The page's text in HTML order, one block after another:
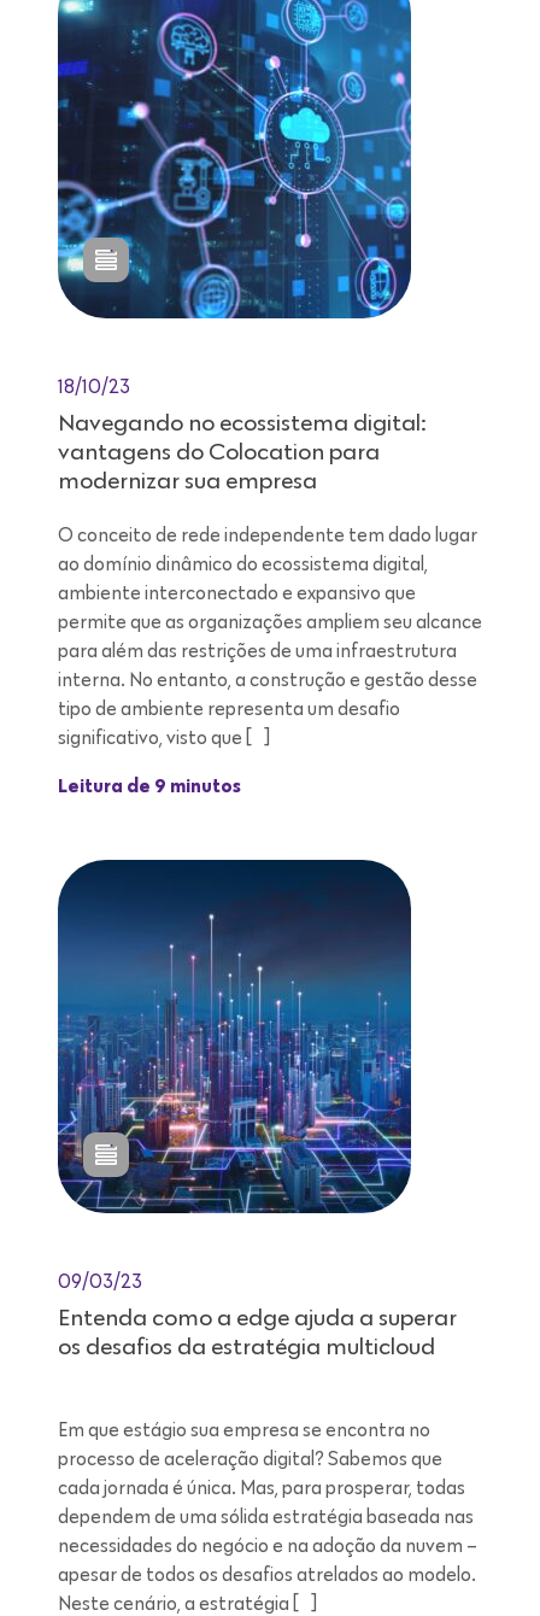
18/10/23
Navegando no ecossistema digital:
vantagens do Colocation para
modernizar sua empresa
O conceito de rede independente tem dado lugar
ao domínio dinâmico do ecossistema digital,
ambiente interconectado e expansivo que
permite que as organizações ampliem seu alcance
para além das restrições de uma infraestrutura
interna. No entanto, a construção e gestão desse
tipo de ambiente representa um desafio
significativo, visto que […]
Leitura de 9 minutos
09/03/23
Entenda como a edge ajuda a superar
os desafios da estratégia multicloud
Em que estágio sua empresa se encontra no
processo de aceleração digital? Sabemos que
cada jornada é única. Mas, para prosperar, todas
dependem de uma sólida estratégia baseada nas
necessidades do negócio e na adoção da nuvem –
apesar de todos os desafios atrelados ao modelo.
Neste cenário, a estratégia […]